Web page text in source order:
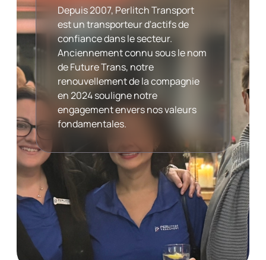
Depuis 2007, Perlitch Transport
est un transporteur d'actifs de
confiance dans le secteur.
Anciennement connu sous le nom
de Future Trans, notre
renouvellement de la compagnie
en 2024 souligne notre
engagement envers nos valeurs
fondamentales.